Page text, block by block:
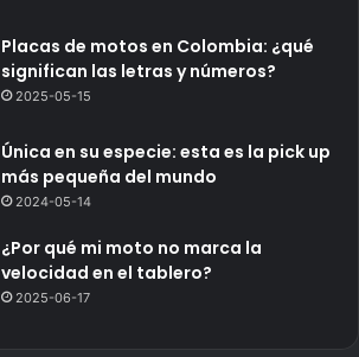
Placas de motos en Colombia: ¿qué
significan las letras y números?
2025-05-15
Única en su especie: esta es la pick up
más pequeña del mundo
2024-05-14
¿Por qué mi moto no marca la
velocidad en el tablero?
2025-06-17